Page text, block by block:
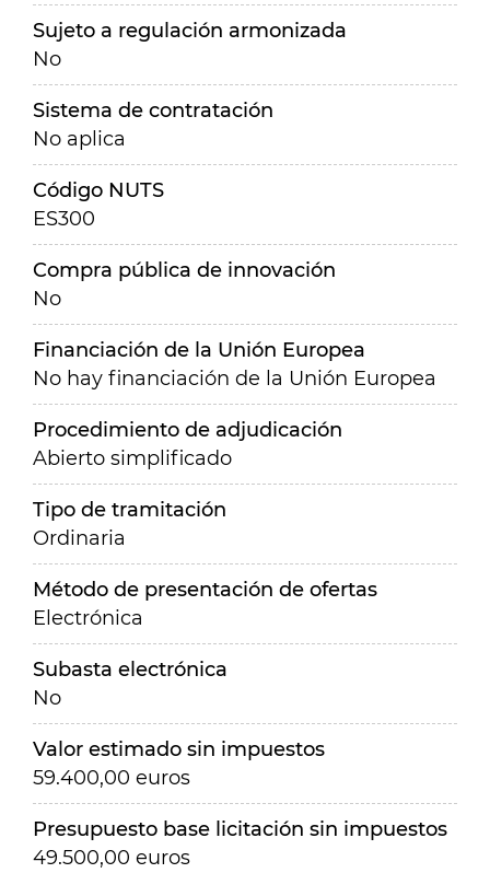
Sujeto a regulación armonizada
No
Sistema de contratación
No aplica
Código NUTS
ES300
Compra pública de innovación
No
Financiación de la Unión Europea
No hay financiación de la Unión Europea
Procedimiento de adjudicación
Abierto simplificado
Tipo de tramitación
Ordinaria
Método de presentación de ofertas
Electrónica
Subasta electrónica
No
Valor estimado sin impuestos
59.400,00 euros
Presupuesto base licitación sin impuestos
49.500,00 euros